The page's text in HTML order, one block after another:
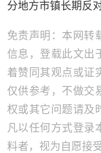
分地方市镇长期反
免责声明：本网转
信息，登载此文出
着赞同其观点或证
仅供参考，不做交
权或其它问题请及
凡以任何方式登录
料者，视为自愿接